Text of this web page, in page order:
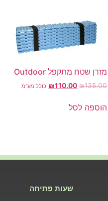
מזרן שטח מתקפל Outdoor
₪135.00
₪110.00 כולל מע"מ
הוספה לסל
שעות פתיחה